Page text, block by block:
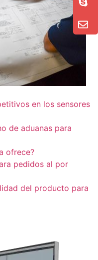
en los sensores
de aduanas para
ofrece?
pedidos al por
del producto para